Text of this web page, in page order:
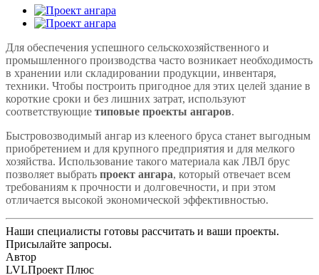
Для обеспечения успешного сельскохозяйственного и
промышленного производства часто возникает необходимость
в хранении или складировании продукции, инвентаря,
техники. Чтобы построить пригодное для этих целей здание в
короткие сроки и без лишних затрат, используют
соответствующие типовые проекты ангаров.
Быстровозводимый ангар из клееного бруса станет выгодным
приобретением и для крупного предприятия и для мелкого
хозяйства. Использование такого материала как ЛВЛ брус
позволяет выбрать проект ангара, который отвечает всем
требованиям к прочности и долговечности, и при этом
отличается высокой экономической эффективностью.
Наши специалисты готовы рассчитать и ваши проекты.
Присылайте запросы.
Автор
LVLПроект Плюс